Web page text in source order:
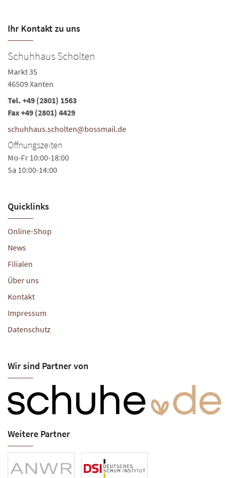
Ihr Kontakt zu uns
Schuhhaus Scholten
Markt 35
46509 Xanten
Tel. +49 (2801) 1563
Fax +49 (2801) 4429
schuhhaus.scholten@bossmail.de
Öffnungszeiten
Mo-Fr 10:00-18:00
Sa 10:00-14:00
Quicklinks
Online-Shop
News
Filialen
Über uns
Kontakt
Impressum
Datenschutz
Wir sind Partner von
Weitere Partner